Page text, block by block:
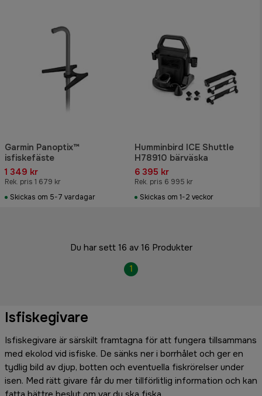
Garmin Panoptix™
isfiskefäste
1 349 kr
Rek. pris 1 679 kr
Skickas om 5-7 vardagar
Humminbird ICE Shuttle
H78910 bärväska
6 395 kr
Rek. pris 6 995 kr
Skickas om 1-2 veckor
Du har sett 16 av 16 Produkter
1
Isfiskegivare
Isfiskegivare är särskilt framtagna för att fungera tillsammans
med ekolod vid isfiske. De sänks ner i borrhålet och ger en
tydlig bild av djup, botten och eventuella fiskrörelser under
isen. Med rätt givare får du mer tillförlitlig information och kan